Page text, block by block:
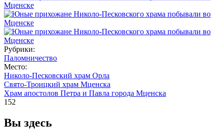
Рубрики:
Паломничество
Место:
Николо-Песковский храм Орла
Свято-Троицкий храм Мценска
Храм апостолов Петра и Павла города Мценска
152
Вы здесь